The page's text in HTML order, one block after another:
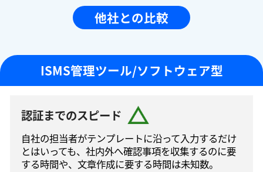
他社との比較
ISMS管理ツール/ソフトウェア型
認証までのスピード
自社の担当者がテンプレートに沿って⼊⼒するだけ
とはいっても、社内外へ確認事項を収集するのに要
する時間や、文章作成に要する時間は未知数。